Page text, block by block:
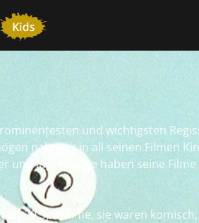
und wichtigsten
nahm er in all seinen Filmen
Jugendliche haben seine
20 Spielfilme, sie waren